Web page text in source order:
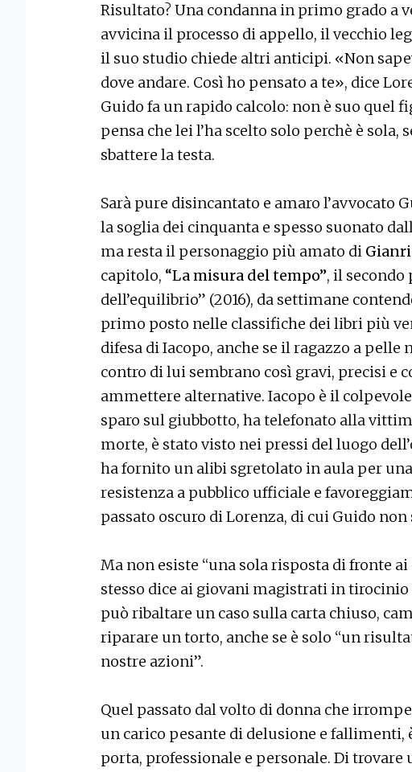
Risultato? Una condanna in primo grado a
avvicina il processo di appello, il vecchio
il suo studio chiede altri anticipi. «Non
dove andare. Così ho pensato a te», dice
Guido fa un rapido calcolo: non è suo quel
pensa che lei l’ha scelto solo perchè è sola,
sbattere la testa.
Sarà pure disincantato e amaro l’avvocato
la soglia dei cinquanta e spesso suonato
ma resta il personaggio più amato di
capitolo, “La misura del tempo”, il secondo
dell’equilibrio” (2016), da settimane
primo posto nelle classifiche dei libri più
difesa di Iacopo, anche se il ragazzo a
contro di lui sembrano così gravi, precisi e
ammettere alternative. Iacopo è il
sparo sul giubbotto, ha telefonato alla
morte, è stato visto nei pressi del luogo
ha fornito un alibi sgretolato in aula per
resistenza a pubblico ufficiale e
passato oscuro di Lorenza, di cui Guido non
Ma non esiste “una sola risposta di fronte
stesso dice ai giovani magistrati in tirocinio
può ribaltare un caso sulla carta chiuso,
riparare un torto, anche se è solo “un
nostre azioni”.
Quel passato dal volto di donna che
un carico pesante di delusione e fallimenti,
porta, professionale e personale. Di